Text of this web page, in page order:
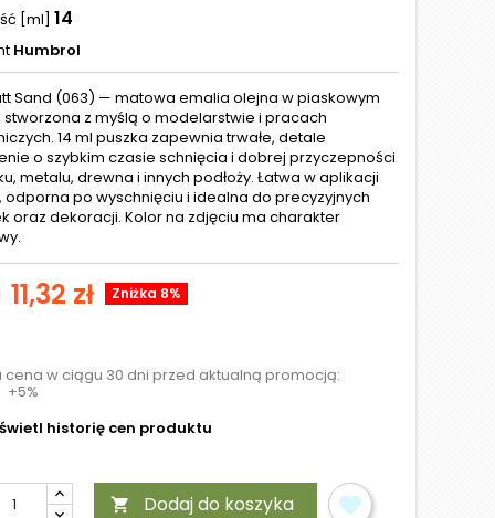
[ml] 14
Humbrol
Sand (063) — matowa emalia olejna w piaskowym
stworzona z myślą o modelarstwie i pracach
14 ml puszka zapewnia trwałe, detale
o szybkim czasie schnięcia i dobrej przyczepności
metalu, drewna i innych podłoży. Łatwa w aplikacji
odporna po wyschnięciu i idealna do precyzyjnych
oraz dekoracji. Kolor na zdjęciu ma charakter
11,32 zł Zniżka 8%
cena w ciągu 30 dni przed aktualną promocją:
+5%
historię cen produktu
 Dodaj do koszyka